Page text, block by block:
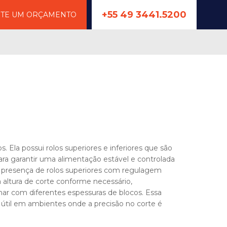
UM ORÇAMENTO +55 49 3441.5200
Ela possui rolos superiores e inferiores que são
garantir uma alimentação estável e controlada
de rolos superiores com regulagem
de corte conforme necessário,
com diferentes espessuras de blocos. Essa
em ambientes onde a precisão no corte é